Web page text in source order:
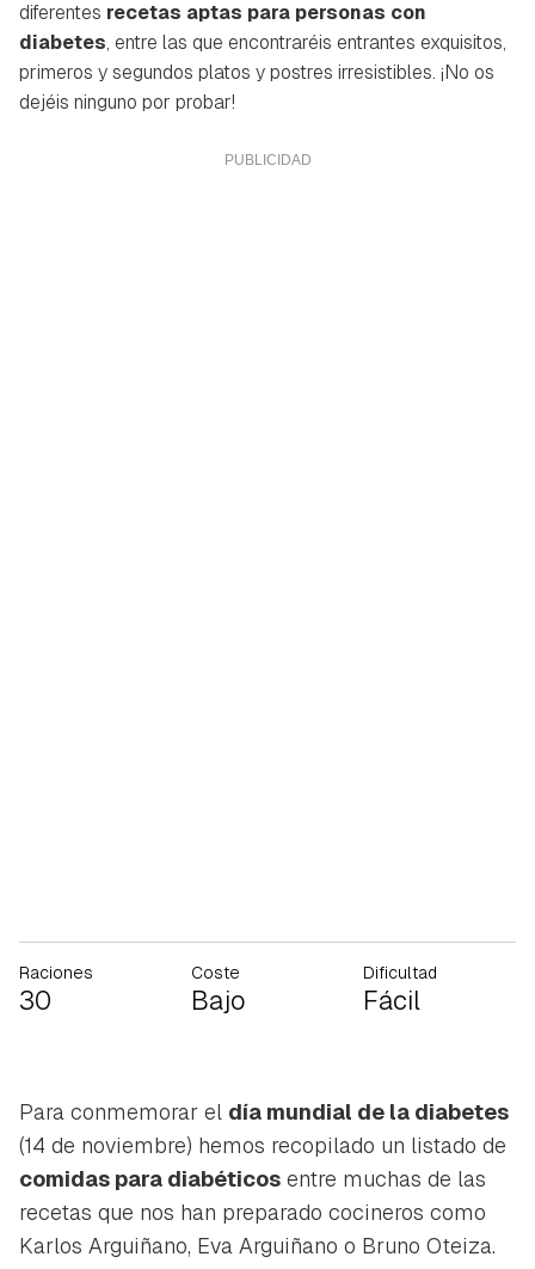
diferentes recetas aptas para personas con
diabetes, entre las que encontraréis entrantes exquisitos,
primeros y segundos platos y postres irresistibles. ¡No os
dejéis ninguno por probar!
Raciones
30
Coste
Bajo
Dificultad
Fácil
Para conmemorar el día mundial de la diabetes
(14 de noviembre) hemos recopilado un listado de
comidas para diabéticos entre muchas de las
recetas que nos han preparado cocineros como
Karlos Arguiñano, Eva Arguiñano o Bruno Oteiza.